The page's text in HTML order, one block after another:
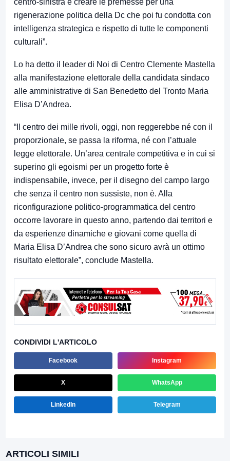
centro-sinistra e creare le premesse per una
rigenerazione politica della Dc che poi fu condotta con
intelligenza strategica e rispetto di tutte le componenti
culturali”.
Lo ha detto il leader di Noi di Centro Clemente Mastella
alla manifestazione elettorale della candidata sindaco
alle amministrative di San Benedetto del Tronto Maria
Elisa D’Andrea.
“Il centro dei mille rivoli, oggi, non reggerebbe né con il
proporzionale, se passa la riforma, né con l’attuale
legge elettorale. Un’area centrale competitiva e in cui si
superino gli egoismi per un progetto forte è
indispensabile, invece, per il disegno del campo largo
che senza il centro non sussiste, non è. Alla
riconfigurazione politico-programmatica del centro
occorre lavorare in questo anno, partendo dai territori e
da esperienze dinamiche e giovani come quella di
Maria Elisa D’Andrea che sono sicuro avrà un ottimo
risultato elettorale”, conclude Mastella.
CONDIVIDI L'ARTICOLO
Facebook Instagram
X WhatsApp
LinkedIn Telegram
ARTICOLI SIMILI